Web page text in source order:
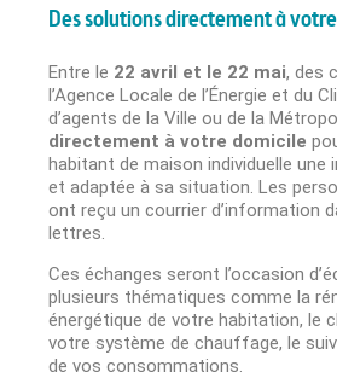
Des solutions directement à
Entre le 22 avril et le 22 mai, des
l’Agence Locale de l’Énergie et du
d’agents de la Ville ou de la
directement à votre domicile
habitant de maison individuelle une
et adaptée à sa situation. Les
ont reçu un courrier d’information
lettres.
Ces échanges seront l’occasion
plusieurs thématiques comme la
énergétique de votre habitation, le
votre système de chauffage, le
de vos consommations.